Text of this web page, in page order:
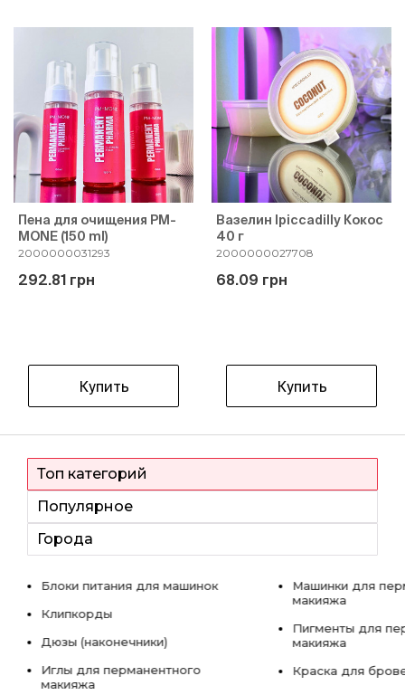
Пена для очищения PM-
MONE (150 ml)
2000000031293
292.81 грн
Купить
Вазелин Ipiccadilly Кокос
40 г
2000000027708
68.09 грн
Купить
Топ категорий
Популярное
Города
Блоки питания для машинок
Клипкорды
Дюзы (наконечники)
Иглы для перманентного
макияжа
Машинки для
макияжа
Пигменты для
макияжа
Краска для